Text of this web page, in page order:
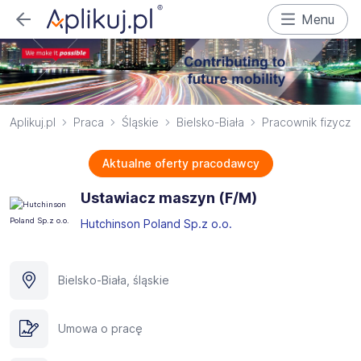
Menu
Aplikuj.pl Praca Śląskie Bielsko-Biała Pracownik
Aktualne oferty pracodawcy
Ustawiacz maszyn (F/M)
Hutchinson Poland Sp.z o.o.
Bielsko-Biała, śląskie
Umowa o pracę